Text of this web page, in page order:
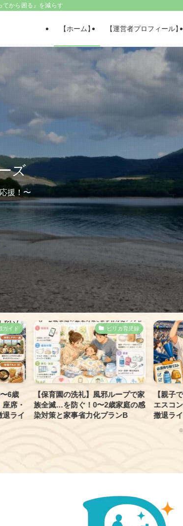
てから困る』を減らす
【ホーム】 【運営者プロフィール】
ズ
援！〜
ズ
援！〜
ズ
援！〜
ガイド
6歳
席・
ライ
ピリカ育児録
【保育園の洗礼】風邪ループで家
族全滅…を防ぐ！0〜2歳家庭の感
染対策と家事省力化プランB
【親子
エスコ
撤退ラ